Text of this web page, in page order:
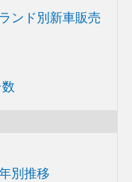
ンド別新車販売
別推移